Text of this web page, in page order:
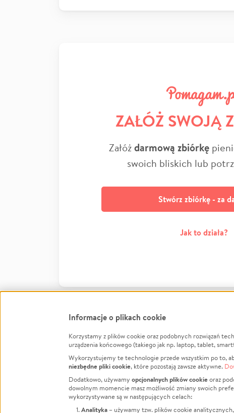
ZAŁÓŻ SWOJĄ
Załóżdarmową zbiórkę
swoich bliskich lub
Stwórz zbiórkę - za
Jak to działa?
FacebookTwitter Instagram
LinkedInTikTok Youtube
Jak to
Regulamin
Polityka
Informacje o plikach cookie
Korzystamy z plików cookie oraz podobnych rozwiązań
urządzenia końcowego (takiego jak np. laptop, tablet,
Wykorzystujemy te technologie przede wszystkim po to,
niezbędne pliki cookie, które pozostają zawsze aktywne.
Dodatkowo, używamy opcjonalnych plików cookieoraz
dowolnym momencie masz możliwość zmiany swoich
wykorzystywane są w następujących celach:
Analityka – używamy tzw. plików cookie